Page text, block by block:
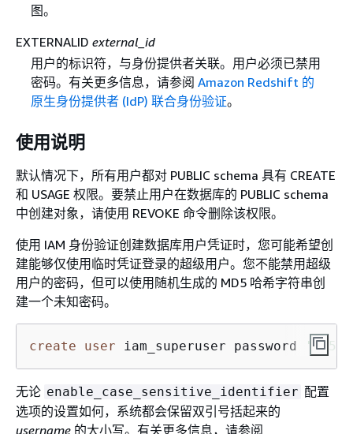
图。
EXTERNALID external_id
用户的标识符，与身份提供者关联。用户必须已禁用
密码。有关更多信息，请参阅 Amazon Redshift 的
原生身份提供者 (IdP) 联合身份验证。
使用说明
默认情况下，所有用户都对 PUBLIC schema 具有 CREATE
和 USAGE 权限。要禁止用户在数据库的 PUBLIC schema
中创建对象，请使用 REVOKE 命令删除该权限。
使用 IAM 身份验证创建数据库用户凭证时，您可能希望创
建能够仅使用临时凭证登录的超级用户。您不能禁用超级
用户的密码，但可以使用随机生成的 MD5 哈希字符串创
建一个未知密码。
create user iam_superuser password
无论 enable_case_sensitive_identifier 配置
选项的设置如何，系统都会保留双引号括起来的
username 的大小写。有关更多信息，请参阅